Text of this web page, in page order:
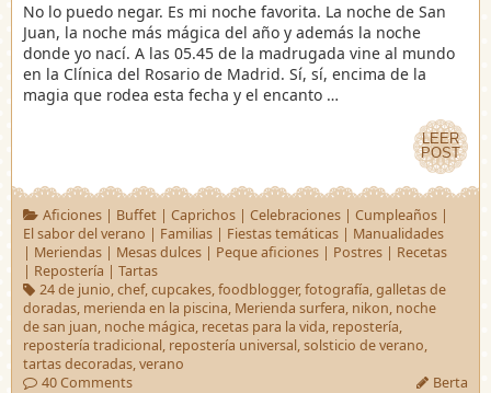
No lo puedo negar. Es mi noche favorita. La noche de San
Juan, la noche más mágica del año y además la noche
donde yo nací. A las 05.45 de la madrugada vine al mundo
en la Clínica del Rosario de Madrid. Sí, sí, encima de la
magia que rodea esta fecha y el encanto …
LEER
POST
LEER
POST
Aficiones| Buffet| Caprichos| Celebraciones| Cumpleaños|
El sabor del verano | Familias | Fiestas temáticas | Manualidades
| Meriendas | Mesas dulces | Peque aficiones | Postres | Recetas
| Repostería | Tartas
24 de junio,chef,cupcakes,foodblogger,fotografía,galletas de
doradas, merienda en la piscina, Merienda surfera, nikon, noche
de san juan, noche mágica, recetas para la vida, repostería,
repostería tradicional, repostería universal,solsticio de verano,
tartas decoradas,verano
40 Comments
Berta